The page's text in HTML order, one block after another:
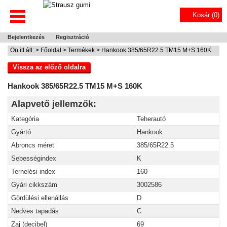
Kosár (0)
Bejelentkezés Regisztráció
Ön itt áll: > Főoldal > Termékek > Hankook 385/65R22.5 TM15 M+S 160K
Vissza az előző oldalra
Hankook 385/65R22.5 TM15 M+S 160K
Alapvető jellemzők:
Kategória
Teherautó
Gyártó
Hankook
Abroncs méret
385/65R22.5
Sebességindex
K
Terhelési index
160
Gyári cikkszám
3002586
Gördülési ellenállás
D
Nedves tapadás
C
Zaj (decibel)
69